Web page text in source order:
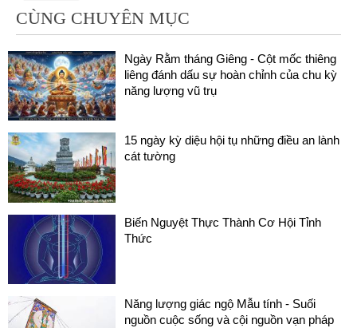
CÙNG CHUYÊN MỤC
Ngày Rằm tháng Giêng - Cột mốc thiêng
liêng đánh dấu sự hoàn chỉnh của chu kỳ
năng lượng vũ trụ
15 ngày kỳ diệu hội tụ những điều an lành
cát tường
Biến Nguyệt Thực Thành Cơ Hội Tỉnh
Thức
Năng lượng giác ngộ Mẫu tính - Suối
nguồn cuộc sống và cội nguồn vạn pháp